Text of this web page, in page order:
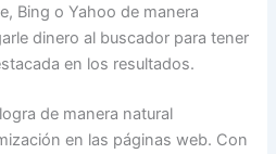
Bing o Yahoo de manera
dinero al buscador para tener
en los resultados.
de manera natural
en las páginas web. Con